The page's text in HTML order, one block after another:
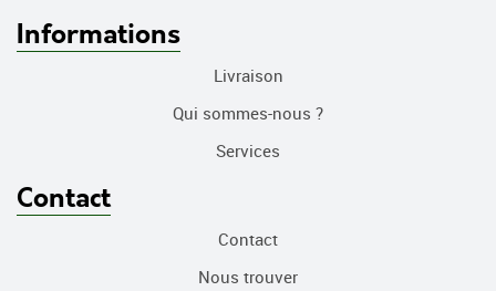
Informations
Livraison
Qui sommes-nous ?
Services
Contact
Contact
Nous trouver